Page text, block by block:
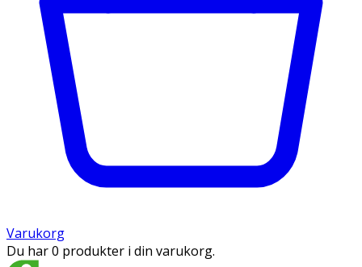
Varukorg
Du har 0 produkter i din varukorg.